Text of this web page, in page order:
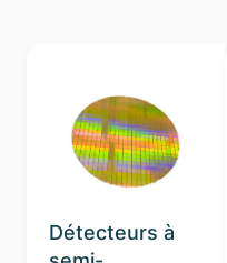
Détecteurs à